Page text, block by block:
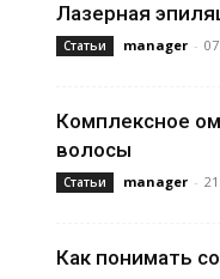
Лазерная
Статьи manager -
Комплексное
волосы
Статьи manager -
Как понимать